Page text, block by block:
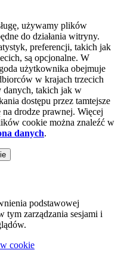
używamy plików
do działania witryny.
preferencji, takich jak
są opcjonalne. W
użytkownika obejmuje
w krajach trzecich
danych, takich jak w
dostępu przez tamtejsze
na drodze prawnej. Więcej
cookie można znaleźć w
danych.
podstawowej
tym zarządzania sesjami i
cookie